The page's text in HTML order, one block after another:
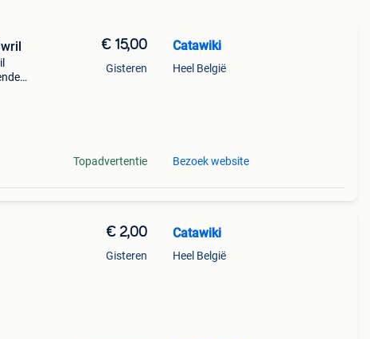
€ 15,00
Gisteren
Topadvertentie
Catawiki
Heel België
Bezoek website
€ 2,00
Gisteren
Catawiki
Heel België